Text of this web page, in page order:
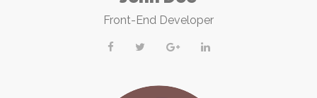
Front-End Developer